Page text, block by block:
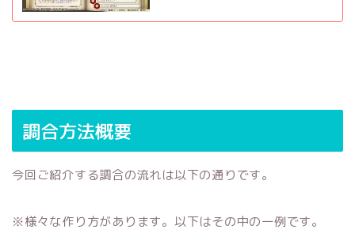
調合方法概要
今回ご紹介する調合の流れは以下の通りです。
※様々な作り方があります。以下はその中の一例です。